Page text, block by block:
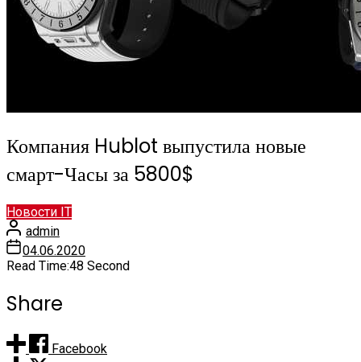
Компания Hublot выпустила новые
смарт-Часы за 5800$
Новости IT
admin
04.06.2020
Read Time:48 Second
Share
Facebook